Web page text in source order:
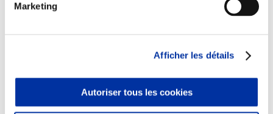
Marketing
Afficher les détails
Autoriser tous les cookies
Viandes et santé
Juste rémunération et attractivité des métiers
Info-veille scientifique
Sources d’information